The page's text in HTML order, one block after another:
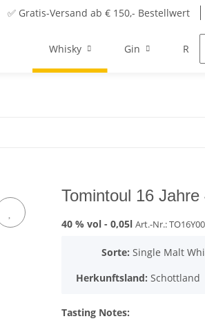
✅ Gratis-Versand ab € 150,- Bestellwert
Whisky Gin Rum
Tomintoul 16
40 % vol - 0,05l Art.-Nr.:
Sorte: Single Malt
Herkunftsland: Schottland
Tasting Notes: